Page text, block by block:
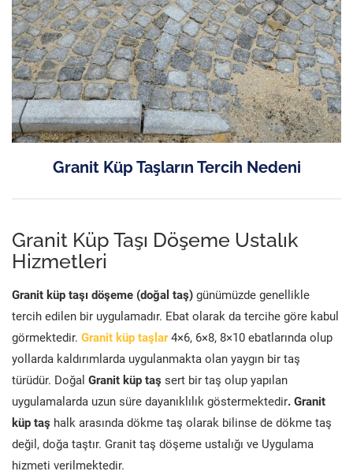
Granit Küp Taşların Tercih Nedeni
Granit Küp Taşı Döşeme Ustalık
Hizmetleri
Granit küp taşı döşeme (doğal taş) günümüzde genellikle
tercih edilen bir uygulamadır. Ebat olarak da tercihe göre kabul
görmektedir. Granit küp taşlar 4×6, 6×8, 8×10 ebatlarında olup
yollarda kaldırımlarda uygulanmakta olan yaygın bir taş
türüdür. Doğal Granit küp taş sert bir taş olup yapılan
uygulamalarda uzun süre dayanıklılık göstermektedir. Granit
küp taş halk arasında dökme taş olarak bilinse de dökme taş
değil, doğa taştır. Granit taş döşeme ustalığı ve Uygulama
hizmeti verilmektedir.